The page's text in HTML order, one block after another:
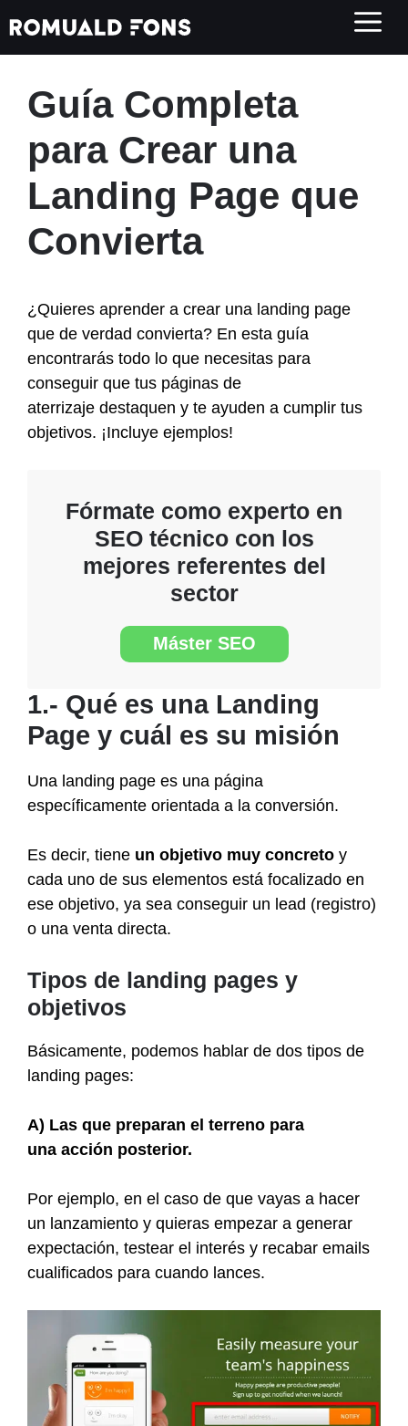
al
contenido
Guía Completa
para Crear una
Landing Page que
Convierta
¿Quieres aprender a crear una landing page
que de verdad convierta? En esta guía
encontrarás todo lo que necesitas para
conseguir que tus páginas de
aterrizaje destaquen y te ayuden a cumplir tus
objetivos. ¡Incluye ejemplos!
Fórmate como experto en
SEO técnico con los
mejores referentes del
sector
Máster SEO
1.- Qué es una Landing
Page y cuál es su misión
Una landing page es una página
específicamente orientada a la conversión.
Es decir, tiene un objetivo muy concreto y
cada uno de sus elementos está focalizado en
ese objetivo, ya sea conseguir un lead (registro)
o una venta directa.
Tipos de landing pages y
objetivos
Básicamente, podemos hablar de dos tipos de
landing pages:
A) Las que preparan el terreno para
una acción posterior.
Por ejemplo, en el caso de que vayas a hacer
un lanzamiento y quieras empezar a generar
expectación, testear el interés y recabar emails
cualificados para cuando lances.